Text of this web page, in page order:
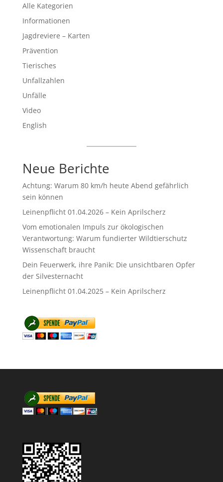
Alle Kategorien
Informationen
Jagdreviere – Karten
Prävention
Tierisches
Unfallzahlen
Unfälle
Video
English
Neue Berichte
Achtung: Warum 80 km/h heute Abend gefährlich
sein können
Leinenpflicht 01.04.2026 – Kein Aprilscherz
Vom emotionalen Impuls zur ökologischen
Verantwortung: Warum fundierter Wildtierschutz
Wissenschaft braucht
Dein Feuerwerk, ihre Panik: Die unsichtbaren Opfer
der Silvesternacht
Leinenpflicht 01.04.2025 – Kein Aprilscherz